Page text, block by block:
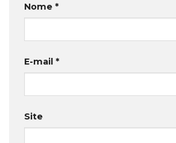
Nome *
E-mail *
Site